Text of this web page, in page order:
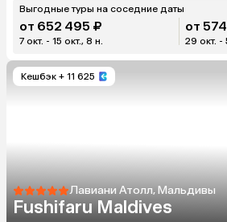
Выгодные туры на соседние даты
от 652 495 ₽
7 окт. - 15 окт., 8 н.
от
29 окт. -
Кешбэк + 11 625
Лавиани Атолл, Мальдивы
Fushifaru Maldives